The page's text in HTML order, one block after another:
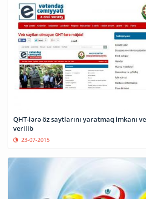
QHT-lərə öz saytlarını yaratmaq imkanı
verilib
23-07-2015